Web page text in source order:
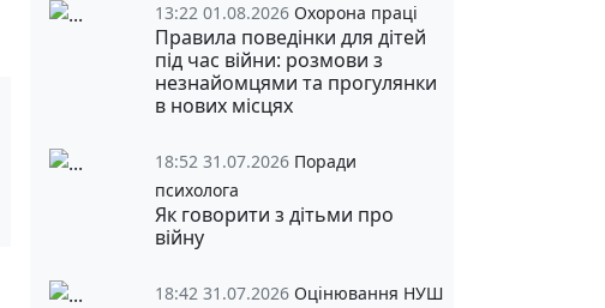
13:22 01.08.2026 Охорона праці
Правила поведінки для дітей
під час війни: розмови з
незнайомцями та прогулянки
в нових місцях
18:52 31.07.2026 Поради
психолога
Як говорити з дітьми про
війну
18:42 31.07.2026 Оцінювання НУШ